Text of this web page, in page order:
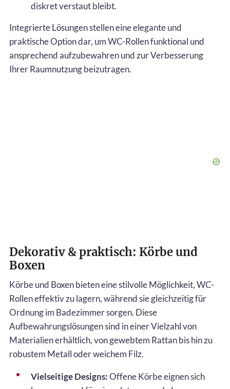
diskret verstaut bleibt.
Integrierte Lösungen stellen eine elegante und
praktische Option dar, um WC-Rollen funktional und
ansprechend aufzubewahren und zur Verbesserung
Ihrer Raumnutzung beizutragen.
Dekorativ & praktisch: Körbe und
Boxen
Körbe und Boxen bieten eine stilvolle Möglichkeit, WC-
Rollen effektiv zu lagern, während sie gleichzeitig für
Ordnung im Badezimmer sorgen. Diese
Aufbewahrungslösungen sind in einer Vielzahl von
Materialien erhältlich, von gewebtem Rattan bis hin zu
robustem Metall oder weichem Filz.
Vielseitige Designs:Offene Körbe eignen sich